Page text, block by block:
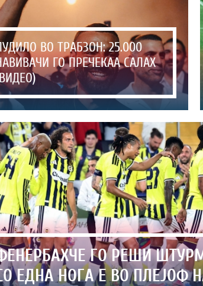
ВО ТРАБЗОН: 25.000
ГО ПРЕЧЕКАА САЛАХ
ГО РЕШИ
ЕДНА НОГА Е ВО ПЛЕЈОФ